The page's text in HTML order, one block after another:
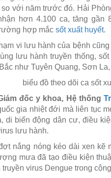
với năm trước đó. Hải
hơn 4.100 ca, tăng gần
hợp mắc sốt xuất huyết.
vi lưu hành của bệnh
lưu hành truyền thống,
như Tuyên Quang, Sơn
đốc y khoa, Hệ thống
gia nhiệt đới mà liên tục
di biến động dân cư, điều
lưu hành.
nắng nóng kéo dài xen
mưa đã tạo điều kiện
virus Dengue trong